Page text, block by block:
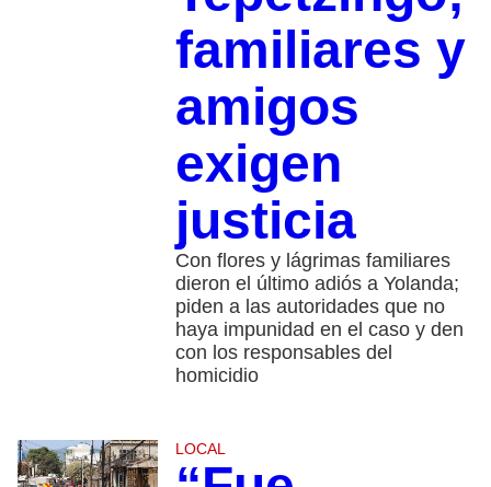
familiares y
amigos
exigen
justicia
Con flores y lágrimas familiares
dieron el último adiós a Yolanda;
piden a las autoridades que no
haya impunidad en el caso y den
con los responsables del
homicidio
LOCAL